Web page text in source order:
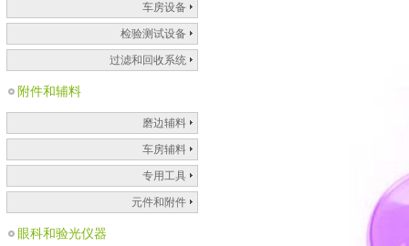
车房设备
检验测试设备
过滤和回收系统
附件和辅料
磨边辅料
车房辅料
专用工具
元件和附件
眼科和验光仪器